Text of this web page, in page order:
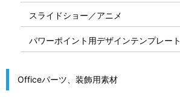
スライドショー／アニメ
パワーポイント用デザインテンプレート
Officeパーツ、装飾用素材